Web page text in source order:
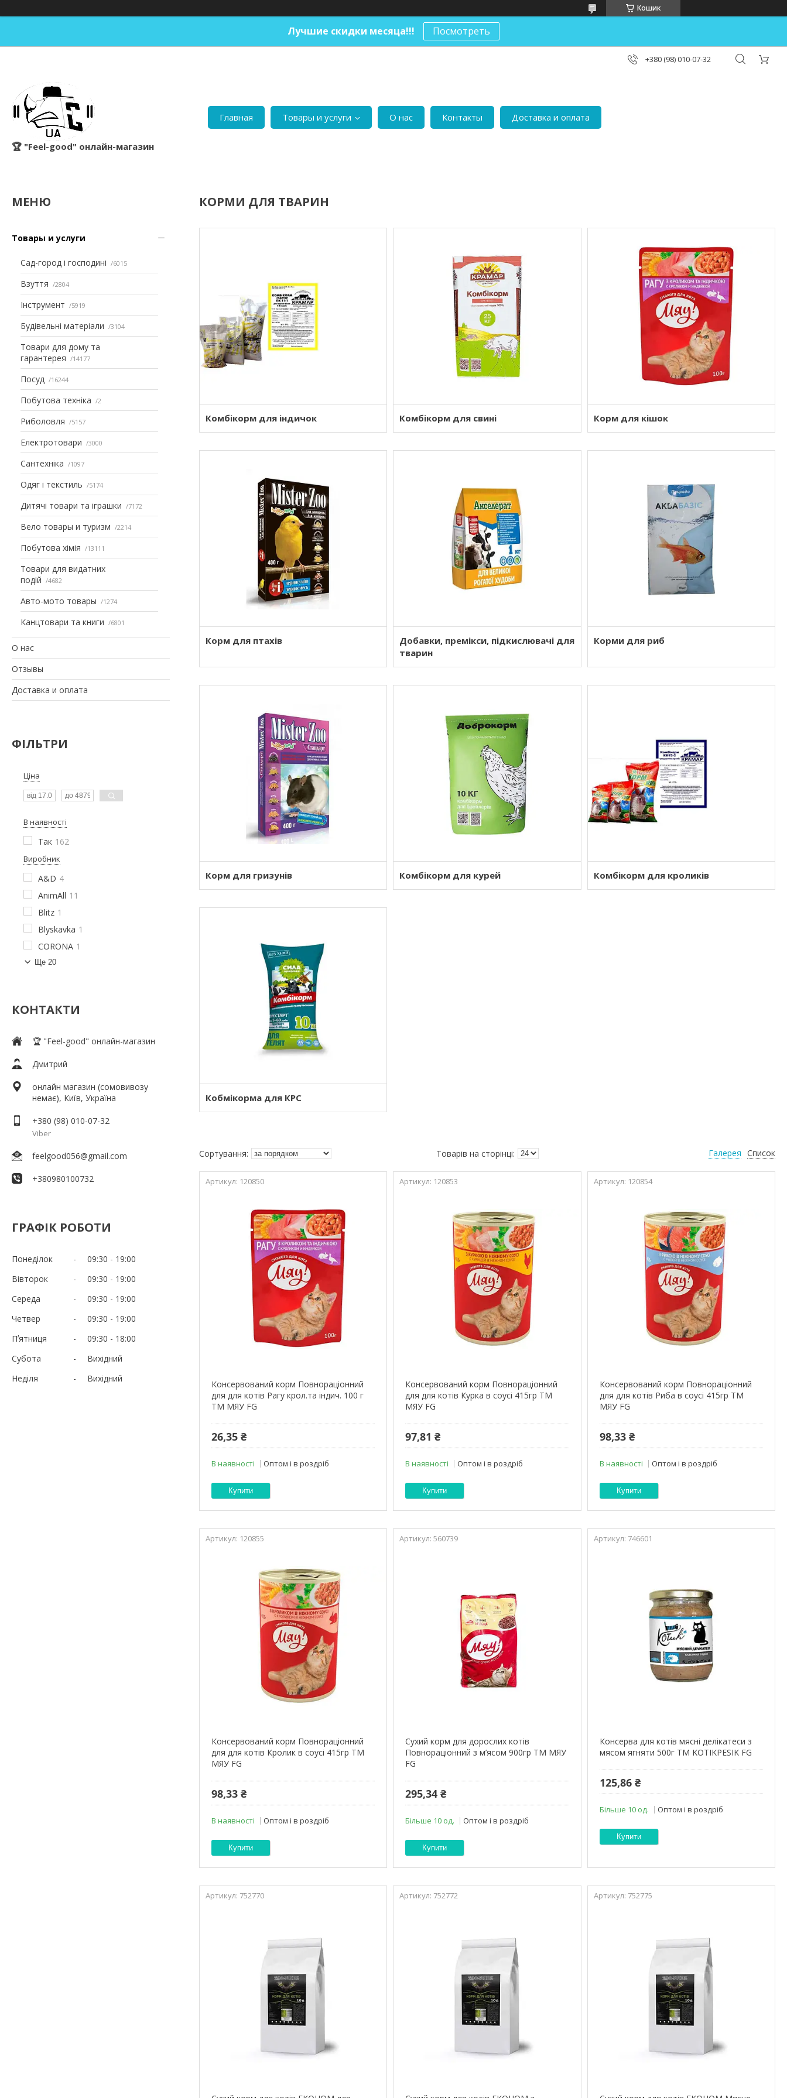
Кошик
Лучшие скидки месяца!!! Посмотреть
+380 (98) 010-07-32
🏆 "Feel-good" онлайн-магазин
Главная Товары и услуги О нас Контакты Доставка и оплата
Товары и услуги
Сад-город і господині 6015
Взуття 2804
Інструмент 5919
Будівельні матеріали 3104
Товари для дому та
гарантерея
14177
Посуд 16244
Побутова техніка 2
Риболовля 5157
Електротовари 3000
Сантехніка 1097
Одяг і текстиль 5174
Дитячі товари та іграшки 7172
Вело товары и туризм 2214
Побутова хімія 13111
Товари для видатних
подій
4682
Авто-мото товары 1274
Канцтовари та книги 6801
О нас
Отзывы
Доставка и оплата
ФІЛЬТРИ
Ціна
В наявності
Так 162
Виробник
A&D 4
AnimAll 11
Blitz 1
Blyskavka 1
CORONA 1
Ще 20
КОНТАКТИ
🏆 "Feel-good" онлайн-магазин
Дмитрий
онлайн магазин (сомовивозу
немає), Київ, Україна
+380 (98) 010-07-32
Viber
feelgood056@gmail.com
+380980100732
ГРАФІК РОБОТИ
Понеділок 09:30
19:00
Вівторок
09:30
19:00
Середа
09:30
19:00
Четвер
09:30
19:00
Пʼятниця
09:30
18:00
Субота
Вихідний
Неділя
Вихідний
КОРМИ ДЛЯ ТВАРИН
Комбікорм для індичок Комбікорм для свині Корм для кішок
Корм для птахів
Добавки, премікси, підкислювачі для
тварин
Корми для риб
Корм для гризунів Комбікорм для курей Комбікорм для кроликів
Кобмікорма для КРС
Галерея Список
120850
Консервований корм Повнораціонний
для для котів Рагу крол.та індич. 100 г
ТМ МЯУ FG
26,35 ₴
В наявності Оптом і в роздріб
Купити
120853
Консервований корм Повнораціонний
для для котів Курка в соусі 415гр ТМ
МЯУ FG
97,81 ₴
В наявності Оптом і в роздріб
Купити
120854
Консервований корм Повнораціонний
для для котів Риба в соусі 415гр ТМ
МЯУ FG
98,33 ₴
В наявності Оптом і в роздріб
Купити
120855
Консервований корм Повнораціонний
для для котів Кролик в соусі 415гр ТМ
МЯУ FG
98,33 ₴
В наявності Оптом і в роздріб
Купити
560739
Сухий корм для дорослих котів
Повнораціонний з м’ясом 900гр ТМ МЯУ
FG
295,34 ₴
Більше 10 од. Оптом і в роздріб
Купити
746601
Консерва для котів мясні делікатеси з
мясом ягняти 500г ТМ KOTIKPESIK FG
125,86 ₴
Більше 10 од. Оптом і в роздріб
Купити
752770 752772 752775